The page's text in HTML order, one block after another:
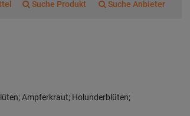
Suche Produkt Suche Anbieter
Ampferkraut; Holunderblüten;